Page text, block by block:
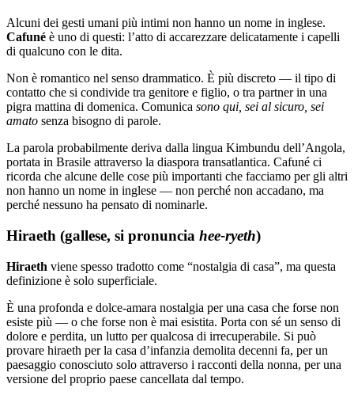
Alcuni dei gesti umani più intimi non hanno un nome in inglese.
Cafuné è uno di questi: l’atto di accarezzare delicatamente i capelli
di qualcuno con le dita.
Non è romantico nel senso drammatico. È più discreto — il tipo di
contatto che si condivide tra genitore e figlio, o tra partner in una
pigra mattina di domenica. Comunica sono qui, sei al sicuro, sei
amato senza bisogno di parole.
La parola probabilmente deriva dalla lingua Kimbundu dell’Angola,
portata in Brasile attraverso la diaspora transatlantica. Cafuné ci
ricorda che alcune delle cose più importanti che facciamo per gli altri
non hanno un nome in inglese — non perché non accadano, ma
perché nessuno ha pensato di nominarle.
Hiraeth (gallese, si pronuncia hee-ryeth)
Hiraeth viene spesso tradotto come “nostalgia di casa”, ma questa
definizione è solo superficiale.
È una profonda e dolce-amara nostalgia per una casa che forse non
esiste più — o che forse non è mai esistita. Porta con sé un senso di
dolore e perdita, un lutto per qualcosa di irrecuperabile. Si può
provare hiraeth per la casa d’infanzia demolita decenni fa, per un
paesaggio conosciuto solo attraverso i racconti della nonna, per una
versione del proprio paese cancellata dal tempo.